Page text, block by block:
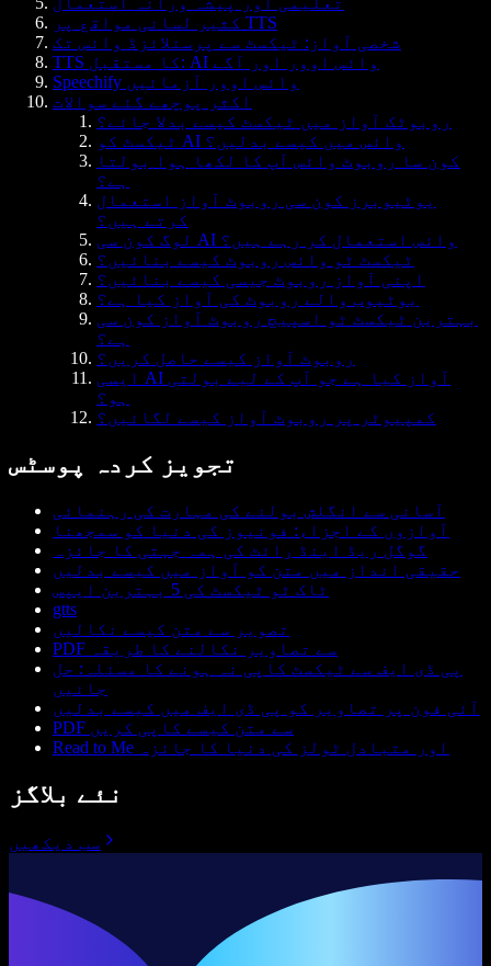
کثیر لسانی مواقع پر TTS
شخصی آواز: ٹیکسٹ سے پرسنلائزڈ وائس تک
TTS کا مستقبل: AI وائس اوور اور آگے
Speechify وائس اوور آزمائیں
اکثر پوچھے گئے سوالات
روبوٹک آواز میں ٹیکسٹ کیسے بدلا جائے؟
ٹیکسٹ کو AI وائس میں کیسے بدلیں؟
کون سا روبوٹ وائس آپ کا لکھا ہوا بولتا
ہے؟
یوٹیوبرز کون سی روبوٹ آواز استعمال
کرتے ہیں؟
لوگ کون سی AI وائس استعمال کر رہے ہیں؟
ٹیکسٹ ٹو وائس روبوٹ کیسے بنائیں؟
اپنی آواز روبوٹ جیسی کیسے بنائیں؟
یوٹیوب والے روبوٹ کی آواز کیا ہے؟
بہترین ٹیکسٹ ٹو اسپیچ روبوٹ آواز کون سی
ہے؟
روبوٹ آواز کیسے حاصل کریں؟
ایسی AI آواز کیا ہے جو آپ کے لیے بولتی
ہو؟
کمپیوٹر پر روبوٹ آواز کیسے لگائیں؟
تجویز کردہ پوسٹس
آسانی سے انگلش بولنے کی مہارت کی رہنمائی
آوازوں کے اجزاء: فونیوز کی دنیا کو سمجھنا
گوگل ریڈ اینڈ رائٹ کی ہمہ جہتی کا جائزہ
حقیقی انداز میں متن کو آواز میں کیسے بدلیں
ٹاک ٹو ٹیکسٹ کی 5 بہترین ایپس
gtts
تصویر سے متن کیسے نکالیں
PDF سے تصاویر نکالنے کا طریقہ
پی ڈی ایف سے ٹیکسٹ کاپی نہ ہونے کا مسئلہ: حل
جانیں
آئی فون پر تصاویر کو پی ڈی ایف میں کیسے بدلیں
PDF سے متن کیسے کاپی کریں
Read to Me اور متبادل ٹولز کی دنیا کا جائزہ
نئے بلاگز
سب دیکھیں